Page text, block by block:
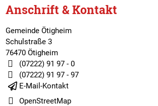
Anschrift & Kontakt
Gemeinde Ötigheim
Schulstraße 3
76470 Ötigheim
(07222) 91 97 - 0
(07222) 91 97 - 97
E-Mail-Kontakt
OpenStreetMap